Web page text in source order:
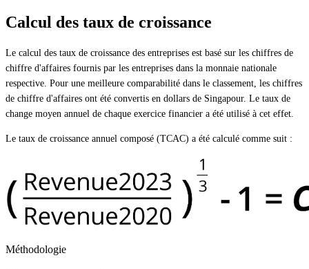
Calcul des taux de croissance
Le calcul des taux de croissance des entreprises est basé sur les chiffres de
chiffre d'affaires fournis par les entreprises dans la monnaie nationale
respective. Pour une meilleure comparabilité dans le classement, les chiffres
de chiffre d'affaires ont été convertis en dollars de Singapour. Le taux de
change moyen annuel de chaque exercice financier a été utilisé à cet effet.
Le taux de croissance annuel composé (TCAC) a été calculé comme suit :
Méthodologie